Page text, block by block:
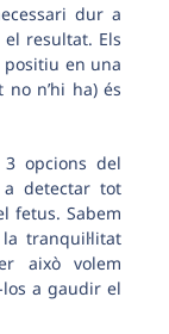
dur a
resultat. Els
en una
n’hi ha) és
opcions del
a detectar tot
fetus. Sabem
tranquil·litat
això volem
a gaudir el